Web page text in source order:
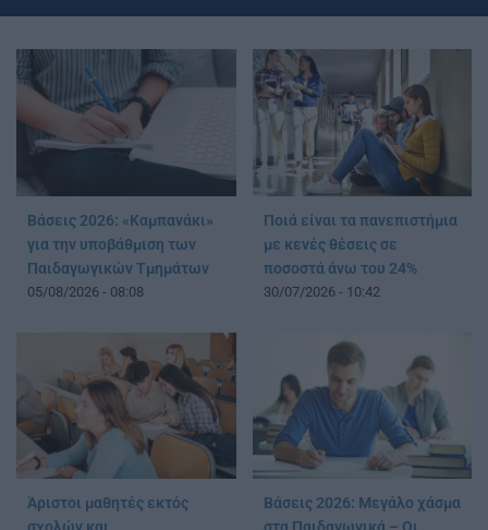
Βάσεις 2026: «Καμπανάκι»
για την υποβάθμιση των
Παιδαγωγικών Τμημάτων
05/08/2026 - 08:08
Ποιά είναι τα πανεπιστήμια
με κενές θέσεις σε
ποσοστά άνω του 24%
30/07/2026 - 10:42
Άριστοι μαθητές εκτός
Βάσεις 2026: Μεγάλο χάσμα